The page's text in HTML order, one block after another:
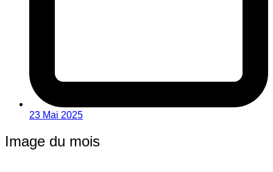
23 Mai 2025
Image du mois